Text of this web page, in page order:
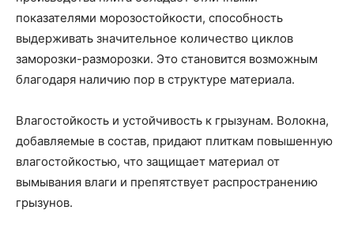
показателями морозостойкости, способность
выдерживать значительное количество циклов
заморозки-разморозки. Это становится возможным
благодаря наличию пор в структуре материала.
Влагостойкость и устойчивость к грызунам. Волокна,
добавляемые в состав, придают плиткам повышенную
влагостойкостью, что защищает материал от
вымывания влаги и препятствует распространению
грызунов.